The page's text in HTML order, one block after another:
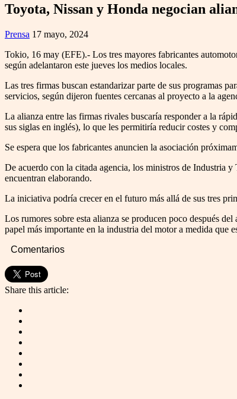
Toyota, Nissan y Honda negocian
Prensa 17 mayo, 2024
Tokio, 16 may (EFE).- Los tres mayores fabricantes
según adelantaron este jueves los medios locales.
Las tres firmas buscan estandarizar parte de sus programas
servicios, según dijeron fuentes cercanas al proyecto a la
La alianza entre las firmas rivales buscaría responder a la
sus siglas en inglés), lo que les permitiría reducir costes y
Se espera que los fabricantes anuncien la asociación
De acuerdo con la citada agencia, los ministros de Industria
encuentran elaborando.
La iniciativa podría crecer en el futuro más allá de sus tres
Los rumores sobre esta alianza se producen poco después
papel más importante en la industria del motor a medida que
Comentarios
Share this article: